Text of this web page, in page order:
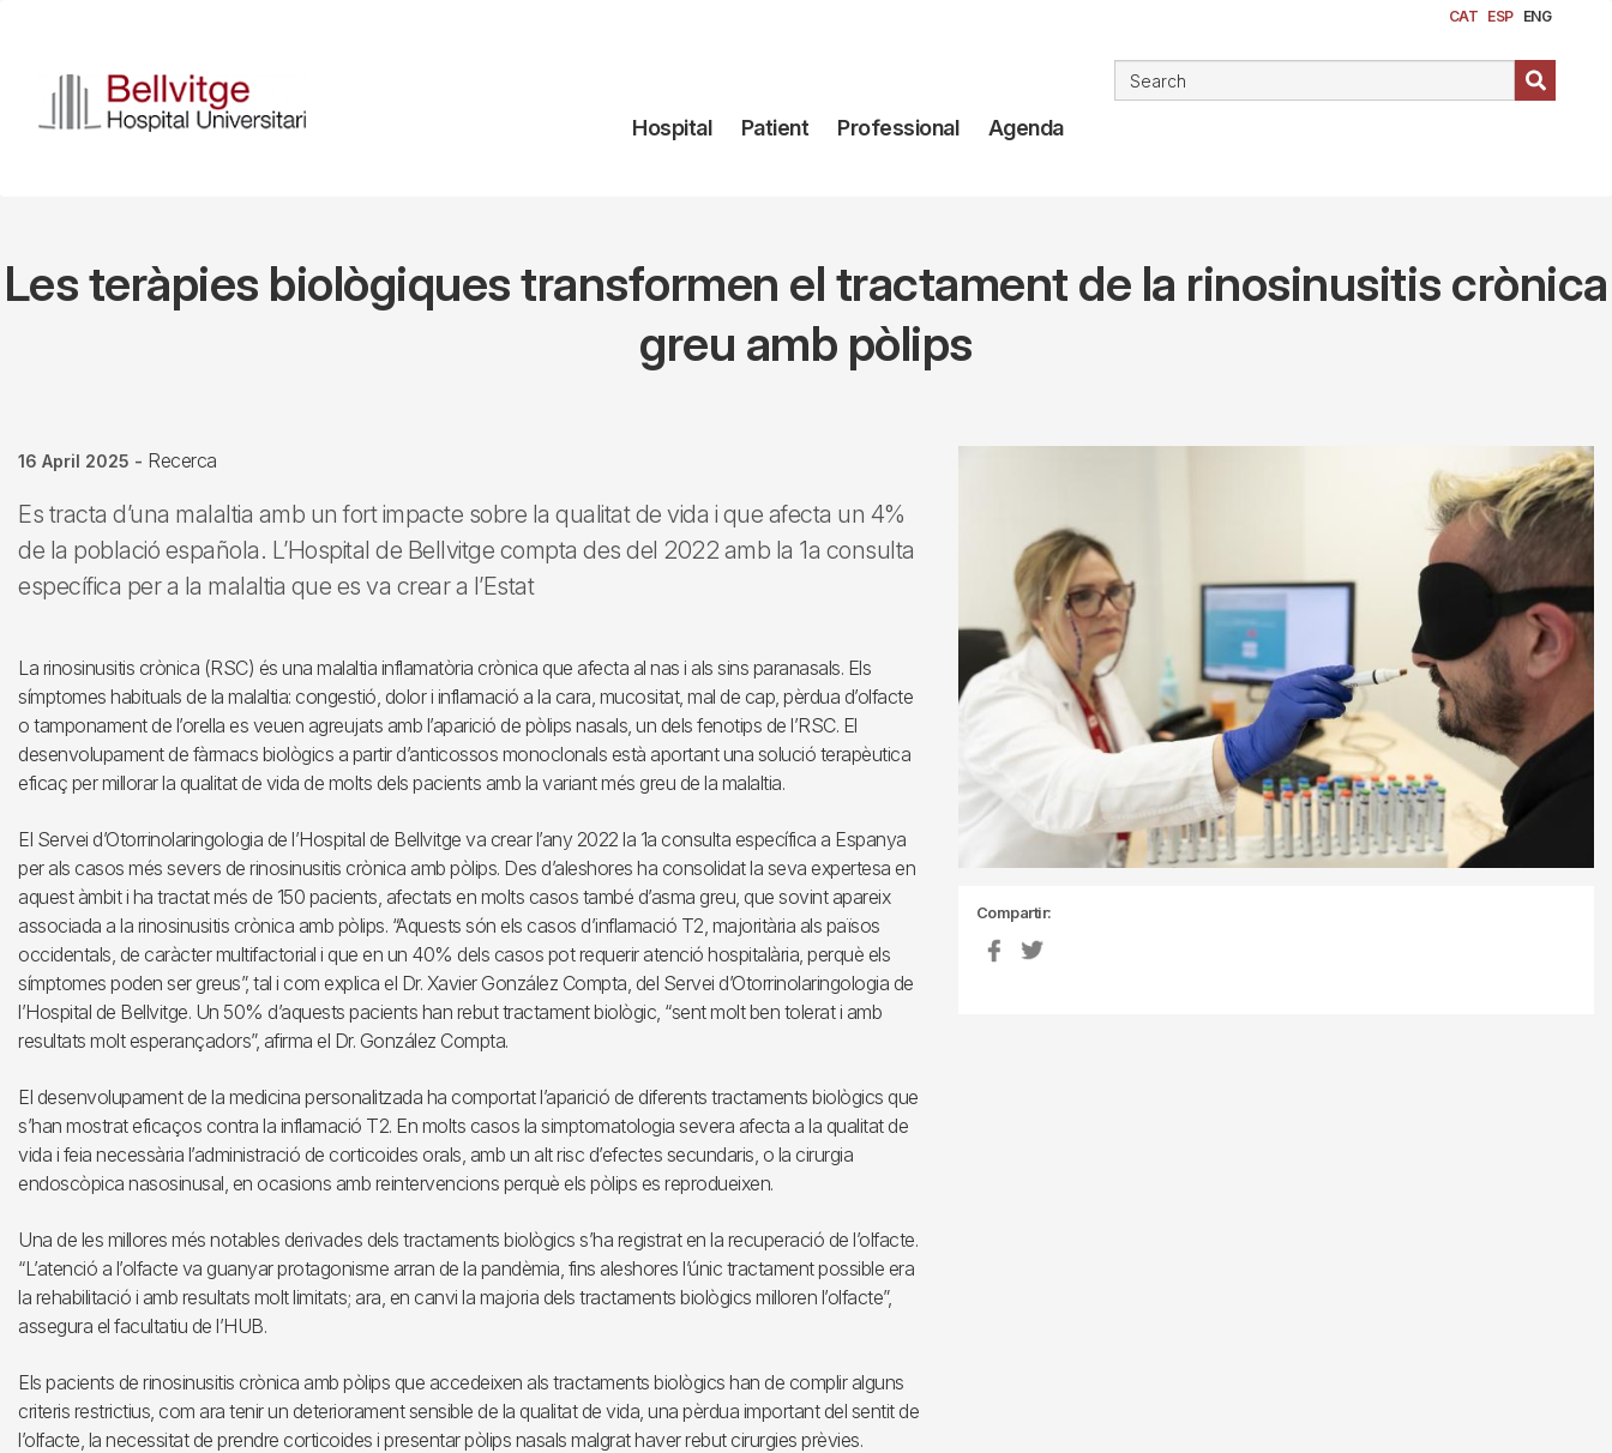
content
CAT ESP ENG
Navegación
Hospital Patient Professional Agenda
Les teràpies biològiques transformen el tractament de la rinosinusitis crònica
greu amb pòlips
16 April 2025 - Recerca
Es tracta d’una malaltia amb un fort impacte sobre la qualitat de vida i que afecta un 4%
de la població española. L’Hospital de Bellvitge compta des del 2022 amb la 1a consulta
específica per a la malaltia que es va crear a l’Estat
La rinosinusitis crònica (RSC) és una malaltia inflamatòria crònica que afecta al nas i als sins paranasals. Els
símptomes habituals de la malaltia: congestió, dolor i inflamació a la cara, mucositat, mal de cap, pèrdua d’olfacte
o tamponament de l’orella es veuen agreujats amb l’aparició de pòlips nasals, un dels fenotips de l’RSC. El
desenvolupament de fàrmacs biològics a partir d’anticossos monoclonals està aportant una solució terapèutica
eficaç per millorar la qualitat de vida de molts dels pacients amb la variant més greu de la malaltia.
El Servei d’Otorrinolaringologia de l’Hospital de Bellvitge va crear l’any 2022 la 1a consulta específica a Espanya
per als casos més severs de rinosinusitis crònica amb pòlips. Des d’aleshores ha consolidat la seva expertesa en
aquest àmbit i ha tractat més de 150 pacients, afectats en molts casos també d’asma greu, que sovint apareix
associada a la rinosinusitis crònica amb pòlips. “Aquests són els casos d’inflamació T2, majoritària als països
occidentals, de caràcter multifactorial i que en un 40% dels casos pot requerir atenció hospitalària, perquè els
símptomes poden ser greus”, tal i com explica el Dr. Xavier González Compta, del Servei d’Otorrinolaringologia de
l’Hospital de Bellvitge. Un 50% d’aquests pacients han rebut tractament biològic, “sent molt ben tolerat i amb
resultats molt esperançadors”, afirma el Dr. González Compta.
El desenvolupament de la medicina personalitzada ha comportat l’aparició de diferents tractaments biològics que
s’han mostrat eficaços contra la inflamació T2. En molts casos la simptomatologia severa afecta a la qualitat de
vida i feia necessària l’administració de corticoides orals, amb un alt risc d’efectes secundaris, o la cirurgia
endoscòpica nasosinusal, en ocasions amb reintervencions perquè els pòlips es reprodueixen.
Una de les millores més notables derivades dels tractaments biològics s’ha registrat en la recuperació de l’olfacte.
“L’atenció a l’olfacte va guanyar protagonisme arran de la pandèmia, fins aleshores l’únic tractament possible era
la rehabilitació i amb resultats molt limitats; ara, en canvi la majoria dels tractaments biològics milloren l’olfacte”,
assegura el facultatiu de l’HUB.
Els pacients de rinosinusitis crònica amb pòlips que accedeixen als tractaments biològics han de complir alguns
criteris restrictius, com ara tenir un deteriorament sensible de la qualitat de vida, una pèrdua important del sentit de
l’olfacte, la necessitat de prendre corticoides i presentar pòlips nasals malgrat haver rebut cirurgies prèvies.
Compartir: